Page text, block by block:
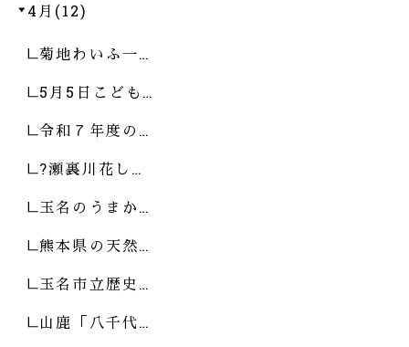
4月(12)
菊地わいふ一…
5月5日こども…
令和７年度の…
?瀬裏川花し…
玉名のうまか…
熊本県の天然…
玉名市立歴史…
山鹿「八千代…